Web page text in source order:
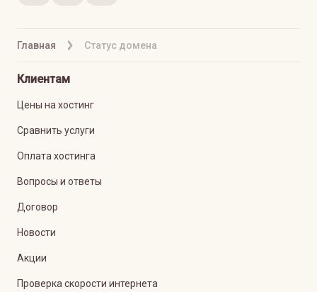
Главная Статус домена
Клиентам
Цены на хостинг
Сравнить услуги
Оплата хостинга
Вопросы и ответы
Договор
Новости
Акции
Проверка скорости интернета